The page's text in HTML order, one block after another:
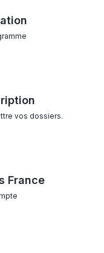
vos dossiers.
France